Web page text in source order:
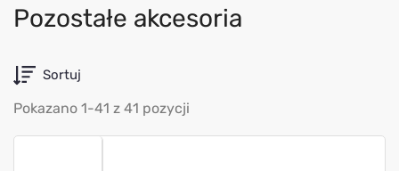
Kontakt
Pozostałe akcesoria
Sortuj
Pokazano 1-41 z 41 pozycji